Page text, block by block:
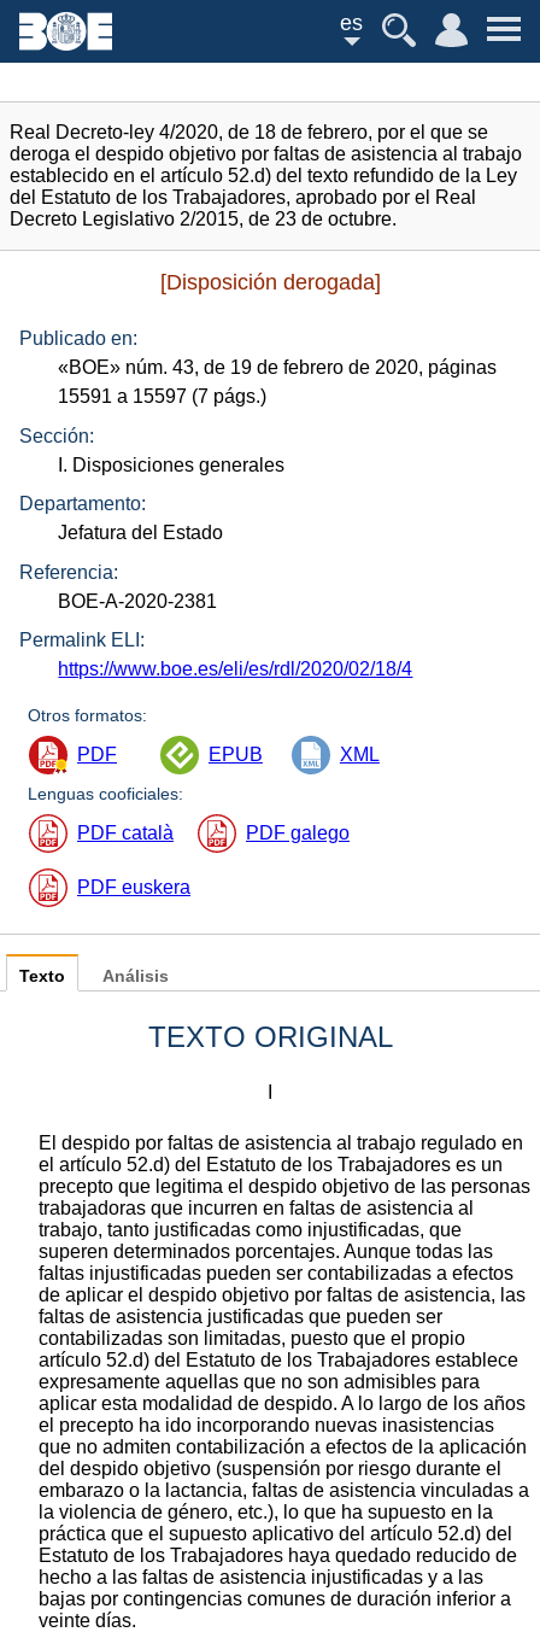
es
Real Decreto-ley 4/2020, de 18 de febrero, por el que se
deroga el despido objetivo por faltas de asistencia al trabajo
establecido en el artículo 52.d) del texto refundido de la Ley
del Estatuto de los Trabajadores, aprobado por el Real
Decreto Legislativo 2/2015, de 23 de octubre.
[Disposición derogada]
Publicado en:
«BOE» núm. 43, de 19 de febrero de 2020, páginas
15591 a 15597 (7 págs.)
Sección:
I. Disposiciones generales
Departamento:
Jefatura del Estado
Referencia:
BOE-A-2020-2381
Permalink ELI:
https://www.boe.es/eli/es/rdl/2020/02/18/4
Otros formatos:
PDF EPUB XML
Lenguas cooficiales:
PDF català PDF galego
PDF euskera
Texto
TEXTO ORIGINAL
El despido por faltas de asistencia al trabajo regulado en
el artículo 52.d) del Estatuto de los Trabajadores es un
precepto que legitima el despido objetivo de las personas
trabajadoras que incurren en faltas de asistencia al
trabajo, tanto justificadas como injustificadas, que
superen determinados porcentajes. Aunque todas las
faltas injustificadas pueden ser contabilizadas a efectos
de aplicar el despido objetivo por faltas de asistencia, las
faltas de asistencia justificadas que pueden ser
contabilizadas son limitadas, puesto que el propio
artículo 52.d) del Estatuto de los Trabajadores establece
expresamente aquellas que no son admisibles para
aplicar esta modalidad de despido. A lo largo de los años
el precepto ha ido incorporando nuevas inasistencias
que no admiten contabilización a efectos de la aplicación
del despido objetivo (suspensión por riesgo durante el
embarazo o la lactancia, faltas de asistencia vinculadas a
la violencia de género, etc.), lo que ha supuesto en la
práctica que el supuesto aplicativo del artículo 52.d) del
Estatuto de los Trabajadores haya quedado reducido de
hecho a las faltas de asistencia injustificadas y a las
bajas por contingencias comunes de duración inferior a
veinte días.
Análisis